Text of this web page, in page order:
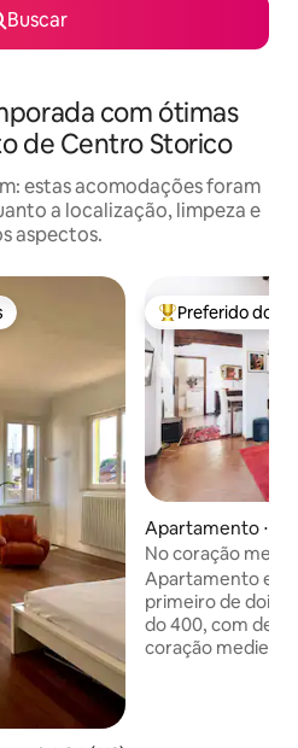
Buscar
com ótimas
de Centro Storico
estas acomodações foram
a localização, limpeza e
aspectos.
dos hóspedes Entre os
Preferido dos
Apartamento ⋅
No coração
Ferrara
Apartamento
primeiro de dois andares de um prédio
do 400, com
coração